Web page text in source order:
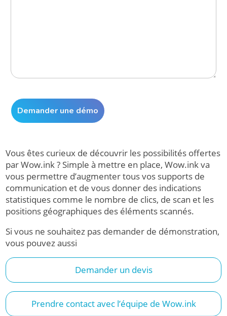
Vous êtes curieux de découvrir les possibilités offertes
par Wow.ink ? Simple à mettre en place, Wow.ink va
vous permettre d’augmenter tous vos supports de
communication et de vous donner des indications
statistiques comme le nombre de clics, de scan et les
positions géographiques des éléments scannés.
Si vous ne souhaitez pas demander de démonstration,
vous pouvez aussi
Demander un devis
Prendre contact avec l’équipe de Wow.ink